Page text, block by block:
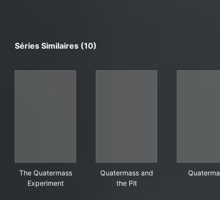
Séries Similaires (10)
The Quatermass
Experiment
Quatermass and
the Pit